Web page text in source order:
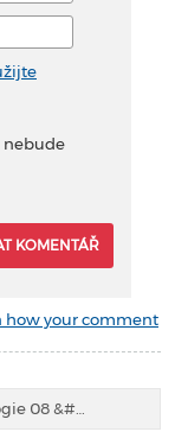
nebude
how your comment
08 &#…